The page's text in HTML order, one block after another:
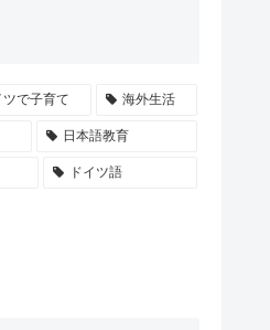
ツで子育て 海外生活
日本語教育
ドイツ語